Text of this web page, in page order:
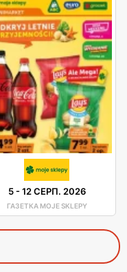
5-12 СЕРП. 2026
ГАЗЕТКА MOJE SKLEPY